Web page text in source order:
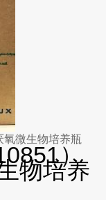
氧微生物培养瓶
）
物培养